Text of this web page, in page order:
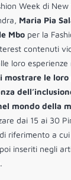
Week di New
Maria Pia
Mbo per la
contenuti
loro
mostrare le
mondo della
dai 15 ai 30
riferimento a
inseriti negli